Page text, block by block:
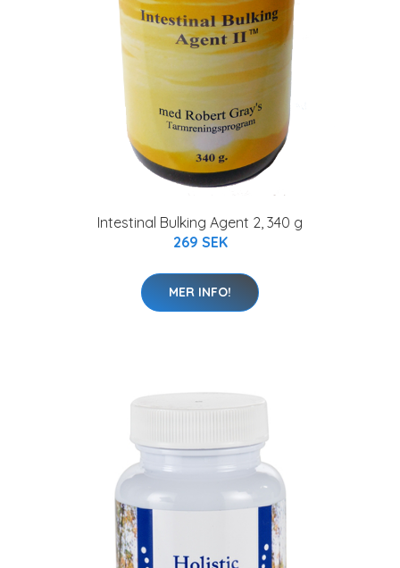
Intestinal Bulking Agent 2, 340 g
269 SEK
MER INFO!